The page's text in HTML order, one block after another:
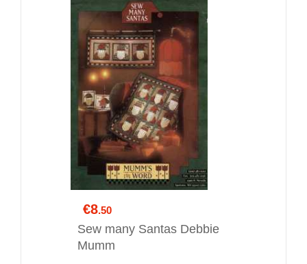
€8.50
Sew many Santas Debbie
Mumm